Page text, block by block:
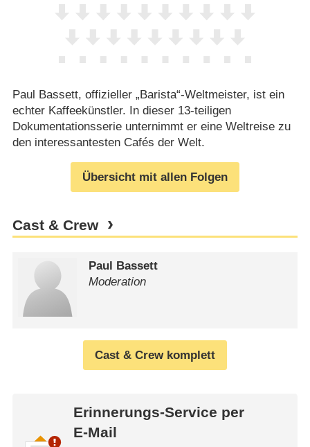
Paul Bassett, offizieller „Barista“-Weltmeister, ist ein
echter Kaffeekünstler. In dieser 13-teiligen
Dokumentationsserie unternimmt er eine Weltreise zu
den interessantesten Cafés der Welt.
Übersicht mit allen Folgen
Cast & Crew
Paul Bassett
Moderation
Cast & Crew komplett
Erinnerungs-Service per
E-Mail